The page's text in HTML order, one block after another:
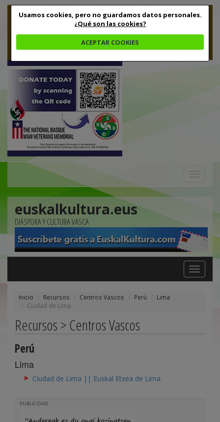
Usamos cookies, pero no guardamos datos personales.
¿Qué son las cookies?
ACEPTAR COOKIES
euskalkultura.eus
DIÁSPORA Y CULTURA VASCA
Toggle
navigation
Inicio Recursos Centros Vascos Perú
Lima
Ciudad de Lima
Recursos > Centros Vascos
Perú
Lima
Ciudad de Lima || Euskal Etxea de Lima
PUBLICIDAD